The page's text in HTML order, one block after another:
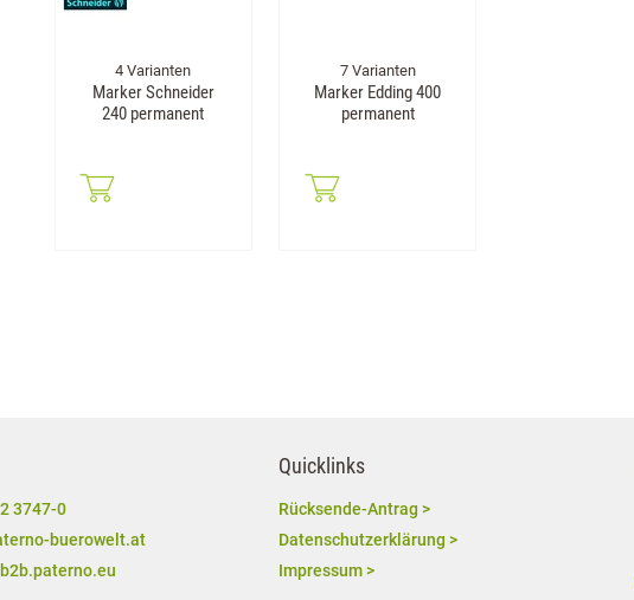
4 Varianten
Marker Schneider
240 permanent
7 Varianten
Marker Edding 400
permanent
3747-0
buerowelt.at
Quicklinks
Rücksende-Antrag >
Datenschutzerklärung >
Impressum >